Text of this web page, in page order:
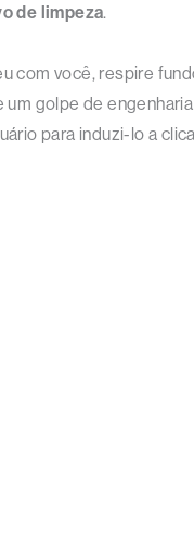
de limpeza.
com você, respire
um golpe de
para induzi-lo a